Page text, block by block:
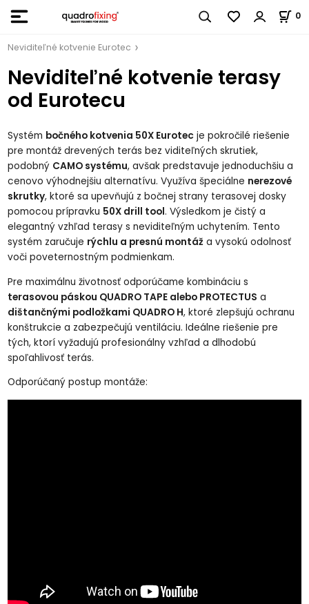
0
Neviditeľné kotvenie Eurotec
Neviditeľné kotvenie terasy
od Eurotecu
Systém bočného kotvenia 50X Eurotec je pokročilé riešenie
pre montáž drevených terás bez viditeľných skrutiek,
podobný CAMO systému, avšak predstavuje jednoduchšiu a
cenovo výhodnejšiu alternatívu. Využíva špeciálne nerezové
skrutky, ktoré sa upevňujú z bočnej strany terasovej dosky
pomocou prípravku 50X drill tool. Výsledkom je čistý a
elegantný vzhľad terasy s neviditeľným uchytením. Tento
systém zaručuje rýchlu a presnú montáž a vysokú odolnosť
voči poveternostným podmienkam.
Pre maximálnu životnosť odporúčame kombináciu s
terasovou páskou QUADRO TAPE alebo PROTECTUS a
dištančnými podložkami QUADRO H, ktoré zlepšujú ochranu
konštrukcie a zabezpečujú ventiláciu. Ideálne riešenie pre
tých, ktorí vyžadujú profesionálny vzhľad a dlhodobú
spoľahlivosť terás.
Odporúčaný postup montáže: